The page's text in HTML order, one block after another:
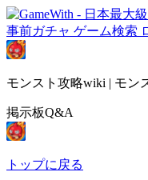
事前ガチャ ゲーム検索
モンスト攻略wiki | モン
掲示板Q&A
トップに戻る